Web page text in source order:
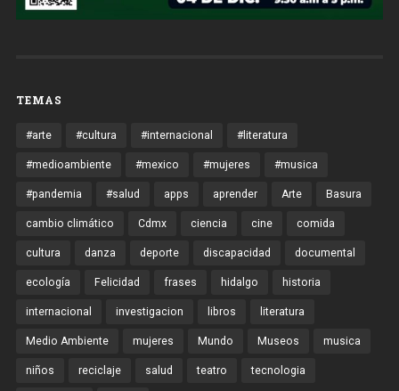
TEMAS
#arte #cultura #internacional #literatura
#medioambiente #mexico #mujeres #musica
#pandemia #salud apps aprender Arte Basura
cambio climático Cdmx ciencia cine comida
cultura danza deporte discapacidad documental
ecología Felicidad frases hidalgo historia
internacional investigacion libros literatura
Medio Ambiente mujeres Mundo Museos musica
niños reciclaje salud teatro tecnologia